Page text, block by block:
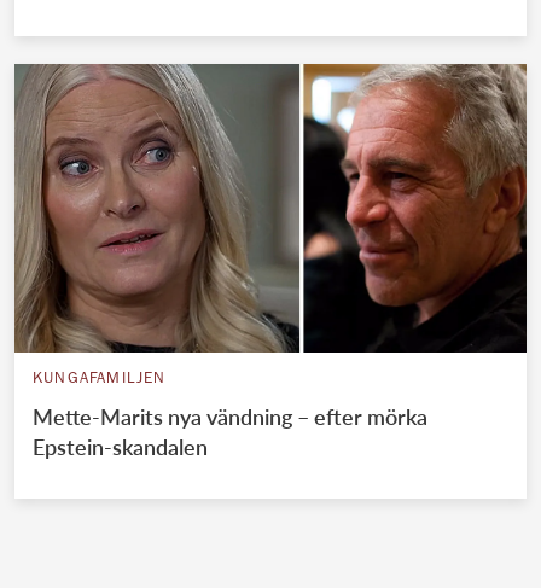
KUNGAFAMILJEN
Mette-Marits nya vändning – efter mörka
Epstein-skandalen